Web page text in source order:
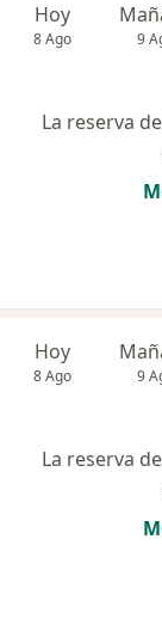
Hoy
8 Ago 9
La reserva
Hoy
8 Ago 9
La reserva